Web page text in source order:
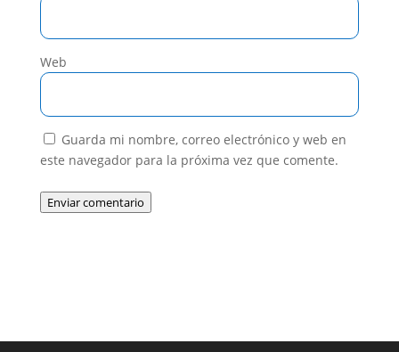
Web
Guarda mi nombre, correo electrónico y web en
este navegador para la próxima vez que comente.
Enviar comentario